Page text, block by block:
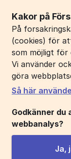
Kakor på
På
(cookies) för
som möjligt för
Vi använder
göra
Så här
Godkänner du
webbanalys?
Ja,